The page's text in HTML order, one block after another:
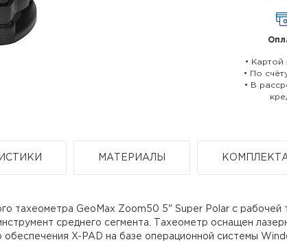
• Картой
• По
• В
МАТЕРИАЛЫ
тахеометра GeoMax Zoom50 5" Super Polar c
среднего сегмента. Тахеометр оснащен
обеспечения X-PAD на базе операционной системы